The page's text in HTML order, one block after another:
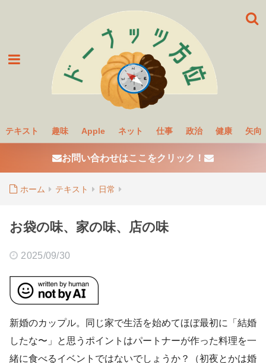
テキスト 趣味 Apple ネット 仕事 政治 健康 矢向
お問い合わせはここをクリック！
ホーム テキスト 日常
お袋の味、家の味、店の味
2025/09/30
新婚のカップル。同じ家で生活を始めてほぼ最初に「結婚
したな〜」と思うポイントはパートナーが作った料理を一
緒に食べるイベントではないでしょうか？（初夜とかは婚